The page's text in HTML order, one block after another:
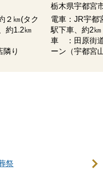
２㎞(タク
約1.2㎞
り
栃木県宇都宮
電車：JR宇都
駅下車、約2
車 ：田原街
ーン（宇都宮
祭